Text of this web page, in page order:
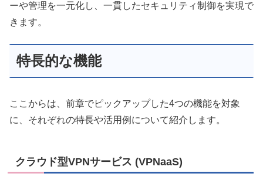
ーや管理を一元化し、一貫したセキュリティ制御を実現で
きます。
特長的な機能
ここからは、前章でピックアップした4つの機能を対象
に、それぞれの特長や活用例について紹介します。
クラウド型VPNサービス (VPNaaS)